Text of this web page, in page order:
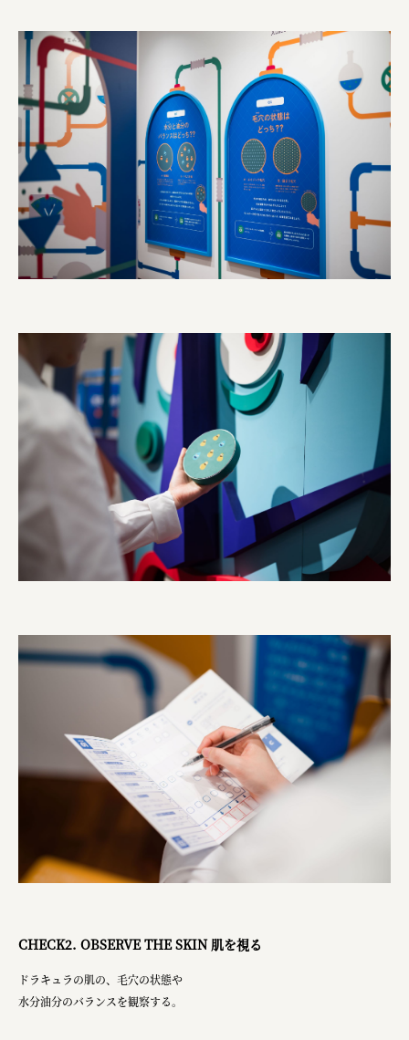
Panasonic
江東区
日鉄興和不動産株式会社
株式会社コスモスイニシア
株式会社亀屋万年堂
CHECK2. OBSERVE THE SKIN 肌を視る
ドラキュラの肌の、毛穴の状態や
水分油分のバランスを観察する。